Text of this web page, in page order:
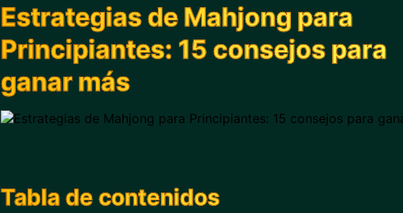
Estrategias de Mahjong para
Principiantes: 15 consejos para
ganar más
Tabla de contenidos